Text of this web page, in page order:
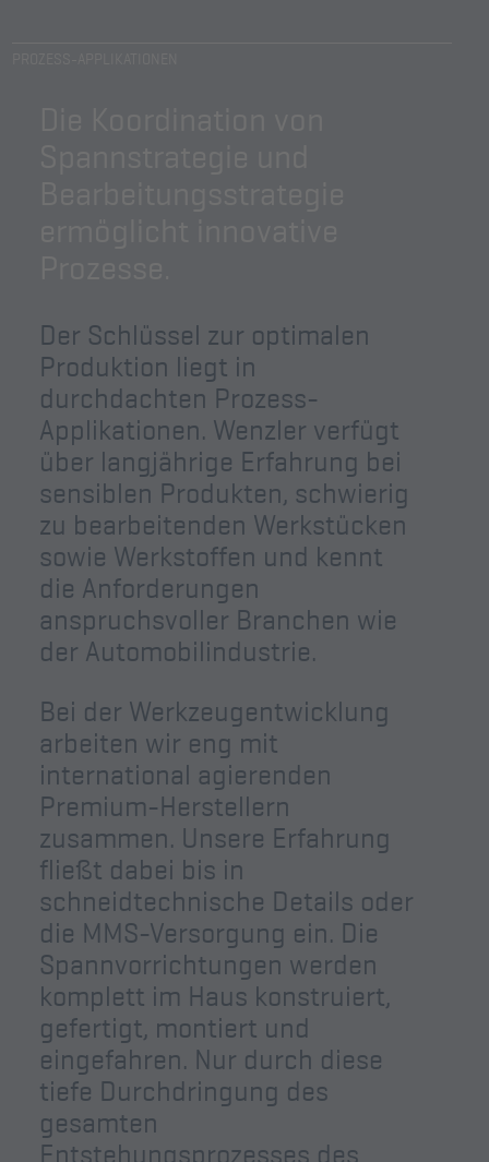
Der Schlüssel zur optimalen
Produktion liegt in
durchdachten Prozess-
Applikationen. Wenzler verfügt
über langjährige Erfahrung bei
sensiblen Produkten, schwierig
zu bearbeitenden Werkstücken
sowie Werkstoffen und kennt
die Anforderungen
anspruchsvoller Branchen wie
der Automobilindustrie.
Bei der Werkzeugentwicklung
arbeiten wir eng mit
international agierenden
Premium-Herstellern
zusammen. Unsere Erfahrung
fließt dabei bis in
schneidtechnische Details oder
die MMS-Versorgung ein. Die
Spannvorrichtungen werden
komplett im Haus konstruiert,
gefertigt, montiert und
eingefahren. Nur durch diese
tiefe Durchdringung des
gesamten
Entstehungsprozesses des